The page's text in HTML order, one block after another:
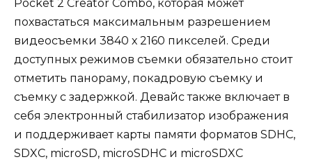
Pocket 2 Creator Combo, которая может
похвастаться максимальным разрешением
видеосъемки 3840 х 2160 пикселей. Среди
доступных режимов съемки обязательно стоит
отметить панораму, покадровую съемку и
съемку с задержкой. Девайс также включает в
себя электронный стабилизатор изображения
и поддерживает карты памяти форматов SDHC,
SDXC, microSD, microSDHC и microSDXC